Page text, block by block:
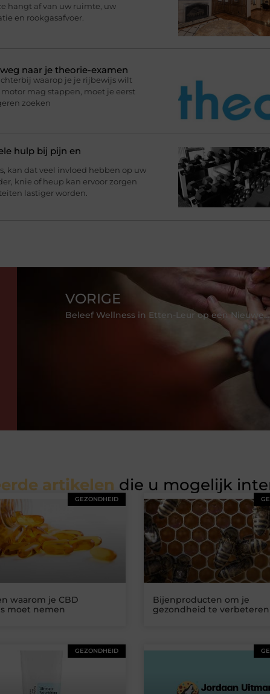
hangt af van uw ruimte, uw
en rookgasafvoer.
naar je theorie-examen
waarop je je rijbewijs wilt
mag stappen, moet je eerst
zoeken
hulp bij pijn en
kan dat veel invloed hebben op uw
knie of heup kan ervoor zorgen
lastiger worden.
VORIGE
Beleef Wellness in Etten-Leur op een Nieuwe Manier
artikelen die u mogelijk
GEZONDHEID
waarom je CBD
moet nemen
Bijenproducten om je
gezondheid te verbeteren
GEZONDHEID